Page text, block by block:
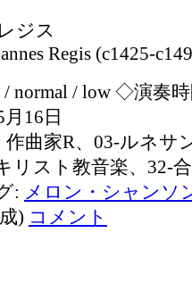
ジス
Regis (c1425-
normal / low ◇演奏時
16日
曲家R、03-ルネサ
リスト教音楽、32-
: メロン・シャンソ
) コメント